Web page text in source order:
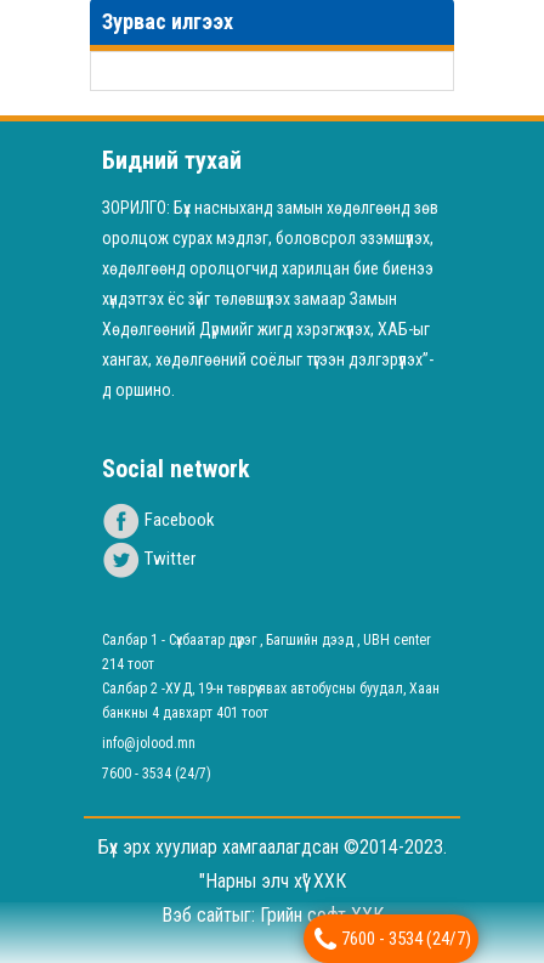
Зурвас илгээх
Бидний тухай
ЗОРИЛГО: Бүх насныханд замын хөдөлгөөнд зөв
оролцож сурах мэдлэг, боловсрол эзэмшүүлэх,
хөдөлгөөнд оролцогчид харилцан бие биенээ
хүндэтгэх ёс зүйг төлөвшүүлэх замаар Замын
Хөдөлгөөний Дүрмийг жигд хэрэгжүүлэх, ХАБ-ыг
хангах, хөдөлгөөний соёлыг түгээн дэлгэрүүлэх”-
д оршино.
Social network
Facebook
Twitter
Салбар 1 - Сүхбаатар дүүрэг , Багшийн дээд , UBH center
214 тоот
Салбар 2 -ХУД, 19-н төврүү явах автобусны буудал, Хаан
банкны 4 давхарт 401 тоот
info@jolood.mn
7600 - 3534 (24/7)
Бүх эрх хуулиар хамгаалагдсан ©2014-2023.
"Нарны элч хүү" ХХК
Вэб сайтыг:Грийн софт ХХК
Дуудлагын төв 7600 - 3534 (24/7)